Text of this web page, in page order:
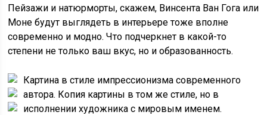
Пейзажи и натюрморты, скажем, Винсента Ван Гога или
Моне будут выглядеть в интерьере тоже вполне
современно и модно. Что подчеркнет в какой-то
степени не только ваш вкус, но и образованность.
Картина в стиле импрессионизма современного
автора. Копия картины в том же стиле, но в
исполнении художника с мировым именем.